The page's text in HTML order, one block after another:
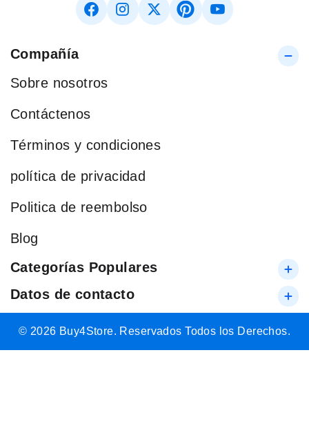
Compañía
Sobre nosotros
Contáctenos
Términos y condiciones
política de privacidad
Politica de reembolso
Blog
Categorías Populares
Datos de contacto
© 2026 Buy4Store. Reservados Todos los Derechos.